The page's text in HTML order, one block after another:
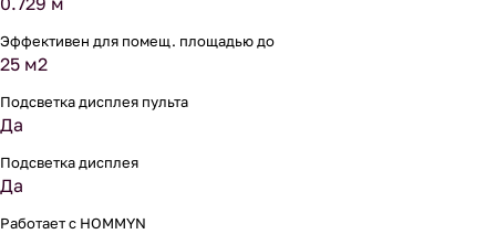
Эффективен для помещ. площадью до
25 м2
Подсветка дисплея пульта
Да
Подсветка дисплея
Да
Работает с HOMMYN